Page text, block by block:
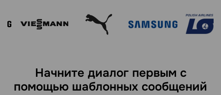
Начните диалог первым с
помощью шаблонных сообщений